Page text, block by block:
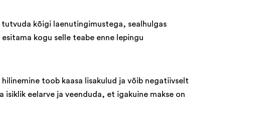
kõigi laenutingimustega, sealhulgas
kogu selle teabe enne lepingu
toob kaasa lisakulud ja võib negatiivselt
eelarve ja veenduda, et igakuine makse on